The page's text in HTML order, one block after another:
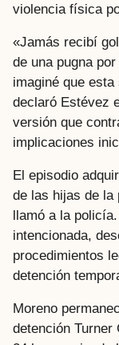
violencia física
«Jamás recibí
de una pugna
imaginé que
declaró Estévez
versión que
implicaciones
El episodio
de las hijas de la
llamó a la
intencionada,
procedimientos
detención
Moreno
detención Turner